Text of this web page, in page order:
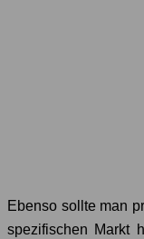
Ebenso sollte man
spezifischen Markt